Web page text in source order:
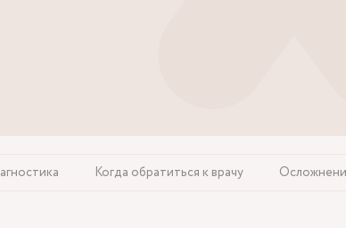
Когда обратиться к врачу